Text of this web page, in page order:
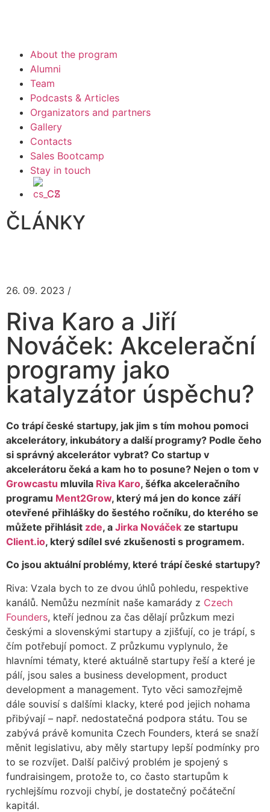
About the program
Alumni
Team
Podcasts & Articles
Organizators and partners
Gallery
Contacts
Sales Bootcamp
Stay in touch
CS
ČLÁNKY
26. 09. 2023 /
Riva Karo a Jiří
Nováček: Akcelerační
programy jako
katalyzátor úspěchu?
Co trápí české startupy, jak jim s tím mohou pomoci
akcelerátory, inkubátory a další programy? Podle čeho
si správný akcelerátor vybrat? Co startup v
akcelerátoru čeká a kam ho to posune? Nejen o tom v
Growcastu mluvila Riva Karo, šéfka akceleračního
programu Ment2Grow, který má jen do konce září
otevřené přihlášky do šestého ročníku, do kterého se
můžete přihlásit zde, a Jirka Nováček ze startupu
Client.io, který sdílel své zkušenosti s programem.
Co jsou aktuální problémy, které trápí české startupy?
Riva: Vzala bych to ze dvou úhlů pohledu, respektive
kanálů. Nemůžu nezmínit naše kamarády z Czech
Founders, kteří jednou za čas dělají průzkum mezi
českými a slovenskými startupy a zjišťují, co je trápí, s
čím potřebují pomoct. Z průzkumu vyplynulo, že
hlavními tématy, které aktuálně startupy řeší a které je
pálí, jsou sales a business development, product
development a management. Tyto věci samozřejmě
dále souvisí s dalšími klacky, které pod jejich nohama
přibývají – např. nedostatečná podpora státu. Tou se
zabývá právě komunita Czech Founders, která se snaží
měnit legislativu, aby měly startupy lepší podmínky pro
to se rozvíjet. Další palčivý problém je spojený s
fundraisingem, protože to, co často startupům k
rychlejšímu rozvoji chybí, je dostatečný počáteční
kapitál.